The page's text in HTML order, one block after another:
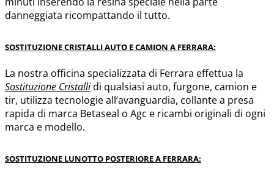
danneggiata ricompattando il tutto.
SOSTITUZIONE CRISTALLI AUTO E CAMION A FERRARA:
La nostra officina specializzata di Ferrara effettua la
Sostituzione Cristallidi qualsiasi auto, furgone, camion e
tir, utilizza tecnologie all’avanguardia, collante a presa
rapida di marca Betaseal o Agc e ricambi originali di ogni
marca e modello.
SOSTITUZIONE LUNOTTO POSTERIORE A FERRARA: